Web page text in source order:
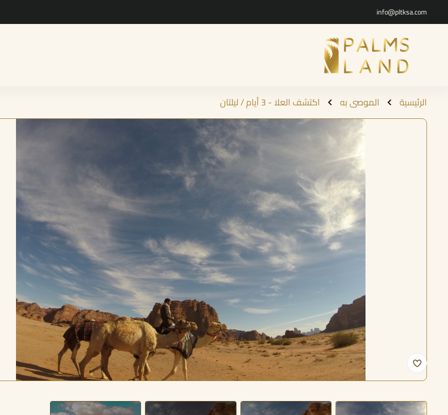
info@pltksa.com
الرئيسية الموصى به اكتشف العلا - 3 أيام / ليلتان